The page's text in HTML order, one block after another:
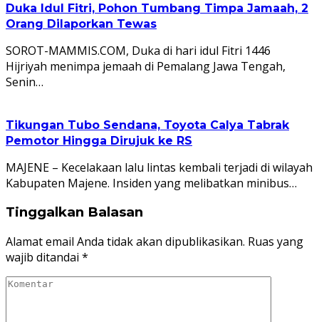
Duka Idul Fitri, Pohon Tumbang Timpa Jamaah, 2
Orang Dilaporkan Tewas
SOROT-MAMMIS.COM, Duka di hari idul Fitri 1446
Hijriyah menimpa jemaah di Pemalang Jawa Tengah,
Senin…
Tikungan Tubo Sendana, Toyota Calya Tabrak
Pemotor Hingga Dirujuk ke RS
MAJENE – Kecelakaan lalu lintas kembali terjadi di wilayah
Kabupaten Majene. Insiden yang melibatkan minibus…
Tinggalkan Balasan
Alamat email Anda tidak akan dipublikasikan. Ruas yang
wajib ditandai *